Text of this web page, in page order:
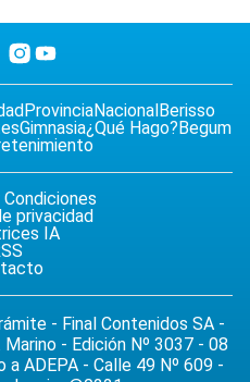
ProvinciaNacionalBerisso
Gimnasia¿Qué Hago?Begum
privacidad
IA
- Final Contenidos SA -
- Edición Nº 3037 - 08
ADEPA - Calle 49 Nº 609 -